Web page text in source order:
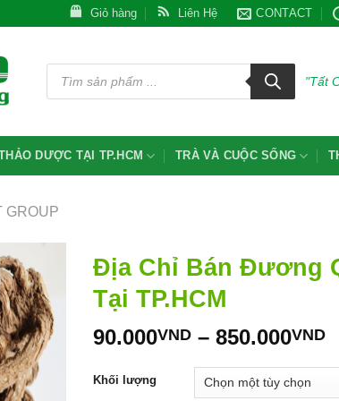
Giỏ hàng Liên Hệ CONTACT
Tìm
kiếm
phẩm
"Tất
DƯỢC TẠI TP.HCM TRÀ VÀ CUỘC SỐNG
GROUP
Địa Chỉ Bán Đương
Tại TP.HCM
90.000VND – 850.000VND
Khối lượng